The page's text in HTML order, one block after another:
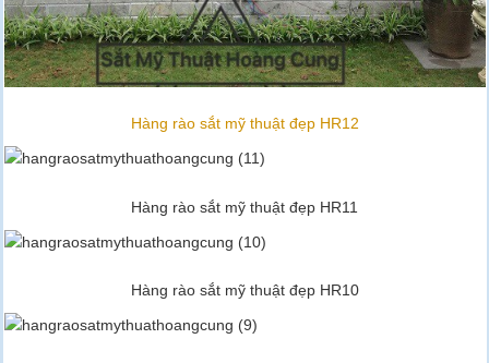
Hàng rào sắt mỹ thuật đẹp HR12
Hàng rào sắt mỹ thuật đẹp HR11
Hàng rào sắt mỹ thuật đẹp HR10